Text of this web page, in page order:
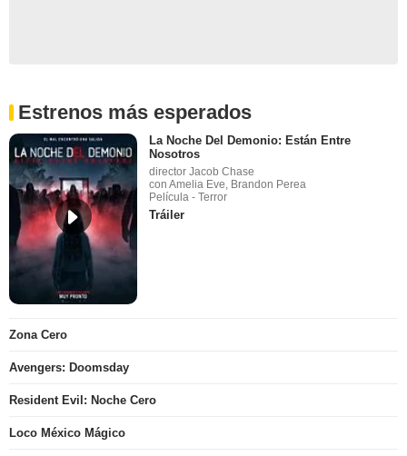
Estrenos más esperados
La Noche Del Demonio: Están Entre
Nosotros
director Jacob Chase
con Amelia Eve, Brandon Perea
Película - Terror
Tráiler
Zona Cero
Avengers: Doomsday
Resident Evil: Noche Cero
Loco México Mágico